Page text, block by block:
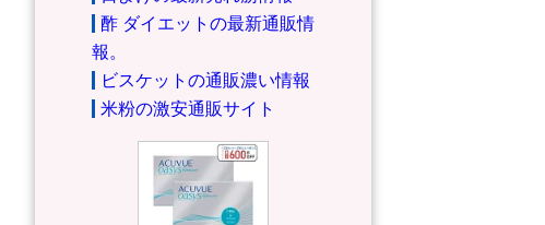
酢 ダイエットの最新通販情
報。
ビスケットの通販濃い情報
米粉の激安通販サイト